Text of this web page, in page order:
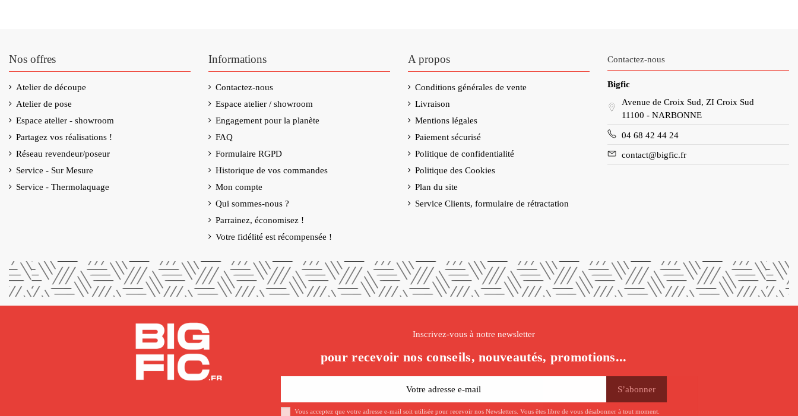
Nos offres
Atelier de découpe
Atelier de pose
Espace atelier - showroom
Partagez vos réalisations !
Réseau revendeur/poseur
Service - Sur Mesure
Service - Thermolaquage
Informations
Contactez-nous
Espace atelier / showroom
Engagement pour la planète
FAQ
Formulaire RGPD
Historique de vos commandes
Mon compte
Qui sommes-nous ?
Parrainez, économisez !
Votre fidélité est récompensée !
A propos
Conditions générales de vente
Livraison
Mentions légales
Paiement sécurisé
Politique de confidentialité
Politique des Cookies
Plan du site
Service Clients, formulaire de rétractation
Contactez-nous
Bigfic
Avenue de Croix Sud, ZI Croix Sud
11100 - NARBONNE
04 68 42 44 24
contact@bigfic.fr
Inscrivez-vous à notre newsletter
pour recevoir nos conseils, nouveautés, promotions...
Vous acceptez que votre adresse e-mail soit utilisée pour recevoir nos Newsletters. Vous êtes libre de vous désabonner à tout moment.